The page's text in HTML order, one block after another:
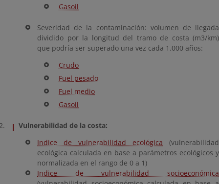
Gasoil
Severidad de la contaminación: volumen de llegada
dividido por la longitud del tramo de costa (m3/km)
que podría ser superado una vez cada 1.000 años:
Crudo
Fuel pesado
Fuel medio
Gasoil
Vulnerabilidad de la costa:
Indice de vulnerabilidad ecológica (vulnerabilidad
ecológica calculada en base a parámetros ecológicos y
normalizada en el rango de 0 a 1)
Indice de vulnerabilidad socioeconómica